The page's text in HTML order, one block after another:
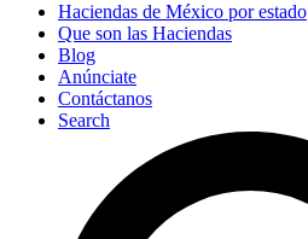
Haciendas de México por estado
Que son las Haciendas
Blog
Anúnciate
Contáctanos
Search